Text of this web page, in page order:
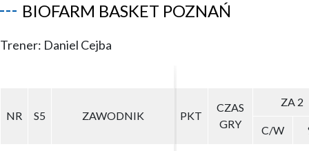
BIOFARM BASKET POZNAŃ
Trener: Daniel Cejba
NR S5 ZAWODNIK PKT
CZAS
GRY
ZA 2
C/W
NR S5 ZAWODNIK PKT
CZAS
GRY
ZA 2
C/W